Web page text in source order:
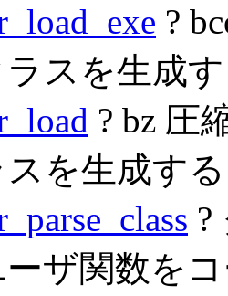
?
スを生成
? bz 圧
を生成する
?
ザ関数を